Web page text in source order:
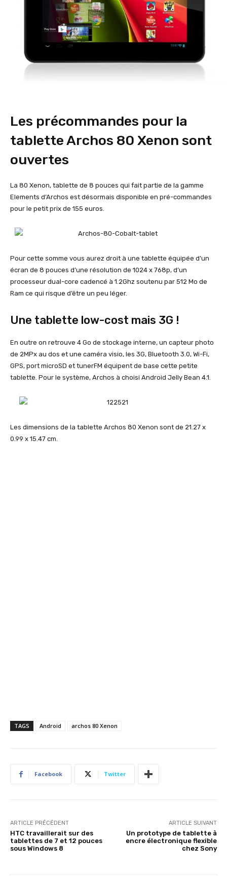
Les précommandes pour la
tablette Archos 80 Xenon sont
ouvertes
La 80 Xenon, tablette de 8 pouces qui fait partie de la gamme
Elements d’Archos est désormais disponible en pré-commandes
pour le petit prix de 155 euros.
Pour cette somme vous aurez droit à une tablette équipée d’un
écran de 8 pouces d’une résolution de 1024 x 768p, d’un
processeur dual-core cadencé à 1.2Ghz soutenu par 512 Mo de
Ram ce qui risque d’être un peu léger.
Une tablette low-cost mais 3G !
En outre on retrouve 4 Go de stockage interne, un capteur photo
de 2MPx au dos et une caméra visio, les 3G, Bluetooth 3.0, Wi-Fi,
GPS, port microSD et tunerFM équipent de base cette petite
tablette. Pour le système, Archos à choisi Android Jelly Bean 4.1.
Les dimensions de la tablette Archos 80 Xenon sont de 21.27 x
0.99 x 15.47 cm.
TAGS Android archos 80 Xenon
Facebook Twitter
ARTICLE PRÉCÉDENT
HTC travaillerait sur des
tablettes de 7 et 12 pouces
sous Windows 8
ARTICLE SUIVANT
Un prototype de tablette à
encre électronique flexible
chez Sony